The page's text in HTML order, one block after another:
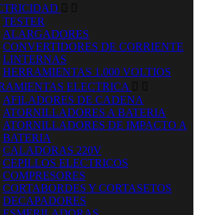
 
TESTER
ALARGADORES
CONVERTIDORES DE CORRIENTE
LINTERNAS
HERRAMIENTAS 1.000 VOLTIOS
ELECTRICA  
AFILADORES DE CADENA
ATORNILLADORES A BATERIA
ATORNILLADORES DE IMPACTO A
BATERIA
CALADORAS 220V
CEPILLOS ELECTRICOS
COMPRESORES
CORTABORDES Y CORTASETOS
DECAPADORES